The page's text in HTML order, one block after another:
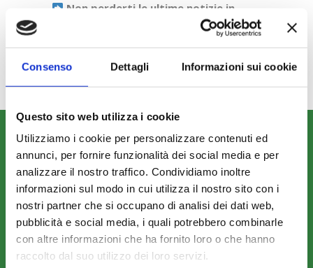
Consenso Dettagli Informazioni sui cookie
Questo sito web utilizza i cookie
Utilizziamo i cookie per personalizzare contenuti ed
annunci, per fornire funzionalità dei social media e per
analizzare il nostro traffico. Condividiamo inoltre
informazioni sul modo in cui utilizza il nostro sito con i
nostri partner che si occupano di analisi dei dati web,
pubblicità e social media, i quali potrebbero combinarle
con altre informazioni che ha fornito loro o che hanno
raccolto dal suo utilizzo dei loro servizi.
Non perderti le ultime notizie in
e YouTube
CHI SIAMO
Fondo FonARCom
Le Parti Sociali
La Mission